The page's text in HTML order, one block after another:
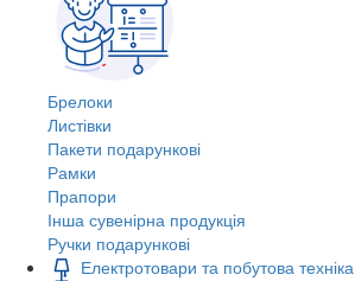
Брелоки
Листівки
Пакети подарункові
Рамки
Прапори
Інша сувенірна продукція
Ручки подарункові
Електротовари та побутова техніка